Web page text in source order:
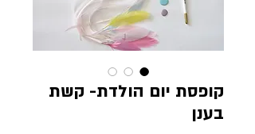
קופסת יום הולדת- קשת
בענן